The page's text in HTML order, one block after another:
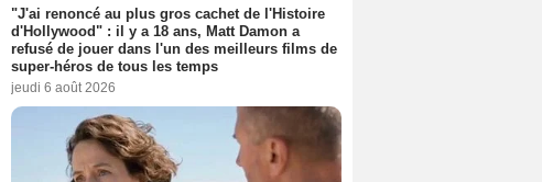
"J'ai renoncé au plus gros cachet de l'Histoire
d'Hollywood" : il y a 18 ans, Matt Damon a
refusé de jouer dans l'un des meilleurs films de
super-héros de tous les temps
jeudi 6 août 2026